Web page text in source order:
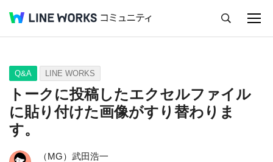
Q&A Tips Ideas
Q&A LINE WORKS
トークに投稿したエクセルファイル
に貼り付けた画像がすり替わりま
す。
（MG）武田浩一